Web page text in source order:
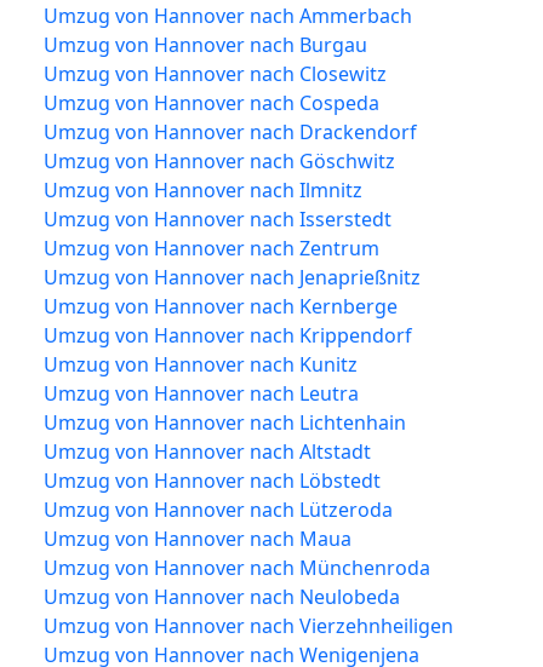
Umzug von Hannover nach Ammerbach
Umzug von Hannover nach Burgau
Umzug von Hannover nach Closewitz
Umzug von Hannover nach Cospeda
Umzug von Hannover nach Drackendorf
Umzug von Hannover nach Göschwitz
Umzug von Hannover nach Ilmnitz
Umzug von Hannover nach Isserstedt
Umzug von Hannover nach Zentrum
Umzug von Hannover nach Jenaprießnitz
Umzug von Hannover nach Kernberge
Umzug von Hannover nach Krippendorf
Umzug von Hannover nach Kunitz
Umzug von Hannover nach Leutra
Umzug von Hannover nach Lichtenhain
Umzug von Hannover nach Altstadt
Umzug von Hannover nach Löbstedt
Umzug von Hannover nach Lützeroda
Umzug von Hannover nach Maua
Umzug von Hannover nach Münchenroda
Umzug von Hannover nach Neulobeda
Umzug von Hannover nach Vierzehnheiligen
Umzug von Hannover nach Wenigenjena